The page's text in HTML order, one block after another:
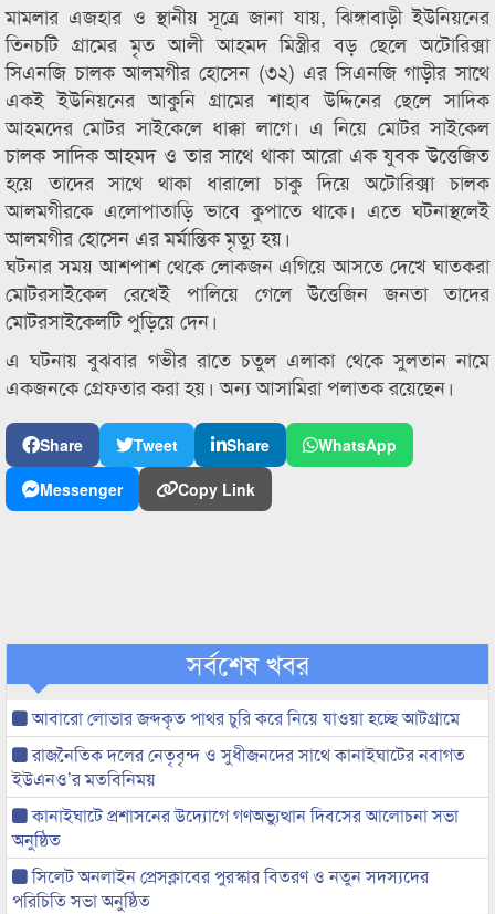
মামলার এজহার ও স্থানীয় সূত্রে জানা যায়, ঝিঙ্গাবাড়ী ইউনিয়নের
তিনচটি গ্রামের মৃত আলী আহমদ মিস্ত্রীর বড় ছেলে অটোরিক্সা
সিএনজি চালক আলমগীর হোসেন (৩২) এর সিএনজি গাড়ীর সাথে
একই ইউনিয়নের আকুনি গ্রামের শাহাব উদ্দিনের ছেলে সাদিক
আহমদের মোটর সাইকেলে ধাক্কা লাগে। এ নিয়ে মোটর সাইকেল
চালক সাদিক আহমদ ও তার সাথে থাকা আরো এক যুবক উত্তেজিত
হয়ে তাদের সাথে থাকা ধারালো চাকু দিয়ে অটোরিক্সা চালক
আলমগীরকে এলোপাতাড়ি ভাবে কুপাতে থাকে। এতে ঘটনাস্থলেই
আলমগীর হোসেন এর মর্মান্তিক মৃত্যু হয়।
ঘটনার সময় আশপাশ থেকে লোকজন এগিয়ে আসতে দেখে ঘাতকরা
মোটরসাইকেল রেখেই পালিয়ে গেলে উত্তেজিন জনতা তাদের
মোটরসাইকেলটি পুড়িয়ে দেন।
এ ঘটনায় বুঝবার গভীর রাতে চতুল এলাকা থেকে সুলতান নামে
একজনকে গ্রেফতার করা হয়। অন্য আসামিরা পলাতক রয়েছেন।
Share Tweet Share
WhatsApp
Messenger
Copy Link
সর্বশেষ খবর
আবারো লোভার জব্দকৃত পাথর চুরি করে নিয়ে যাওয়া হচ্ছে আটগ্রামে
রাজনৈতিক দলের নেতৃবৃন্দ ও সুধীজনদের সাথে কানাইঘাটের নবাগত
ইউএনও’র মতবিনিময়
কানাইঘাটে প্রশাসনের উদ্যোগে গণঅভ্যুত্থান দিবসের আলোচনা সভা
অনুষ্ঠিত
সিলেট অনলাইন প্রেসক্লাবের পুরস্কার বিতরণ ও নতুন সদস্যদের
পরিচিতি সভা অনুষ্ঠিত